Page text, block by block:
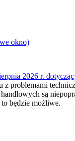
okno)
2026 r.
problemami
są
będzie możliwe.